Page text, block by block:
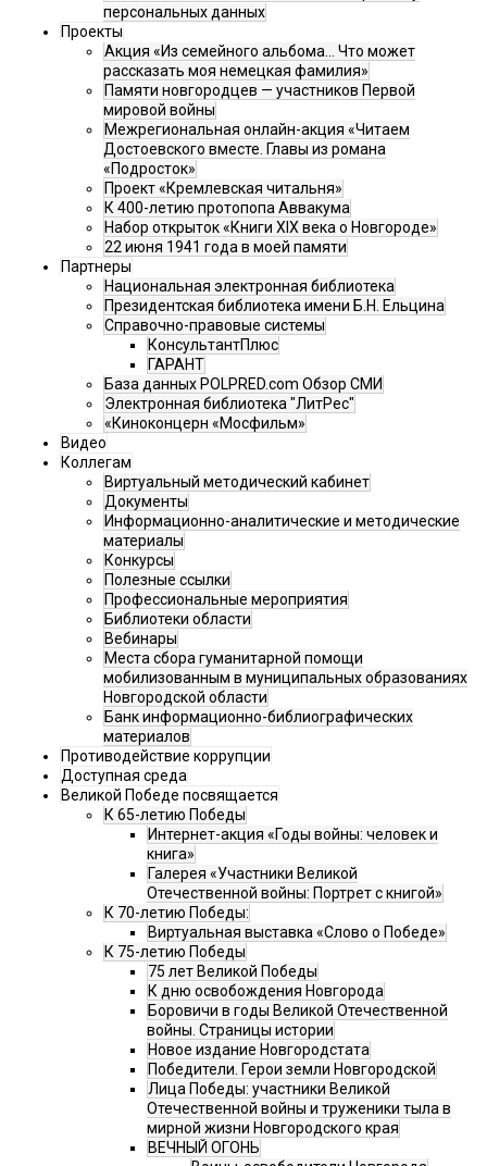
персональных данных
Проекты
Акция «Из семейного альбома... Что может
рассказать моя немецкая фамилия»
Памяти новгородцев — участников Первой
мировой войны
Межрегиональная онлайн-акция «Читаем
Достоевского вместе. Главы из романа
«Подросток»
Проект «Кремлевская читальня»
К 400-летию протопопа Аввакума
Набор открыток «Книги XIX века о Новгороде»
22 июня 1941 года в моей памяти
Партнеры
Национальная электронная библиотека
Президентская библиотека имени Б.Н. Ельцина
Справочно-правовые системы
КонсультантПлюс
ГАРАНТ
База данных POLPRED.com Обзор СМИ
Электронная библиотека "ЛитРес"
«Киноконцерн «Мосфильм»
Видео
Коллегам
Виртуальный методический кабинет
Документы
Информационно-аналитические и методические
материалы
Конкурсы
Полезные ссылки
Профессиональные мероприятия
Библиотеки области
Вебинары
Места сбора гуманитарной помощи
мобилизованным в муниципальных образованиях
Новгородской области
Банк информационно-библиографических
материалов
Противодействие коррупции
Доступная среда
Великой Победе посвящается
К 65-летию Победы
Интернет-акция «Годы войны: человек и
книга»
Галерея «Участники Великой
Отечественной войны: Портрет с книгой»
К 70-летию Победы:
Виртуальная выставка «Слово о Победе»
К 75-летию Победы
75 лет Великой Победы
К дню освобождения Новгорода
Боровичи в годы Великой Отечественной
войны. Страницы истории
Новое издание Новгородстата
Победители. Герои земли Новгородской
Лица Победы: участники Великой
Отечественной войны и труженики тыла в
мирной жизни Новгородского края
ВЕЧНЫЙ ОГОНЬ